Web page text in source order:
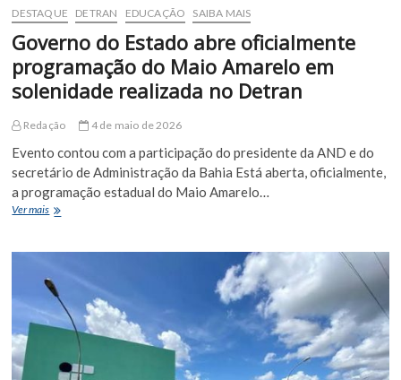
DESTAQUE DETRAN EDUCAÇÃO SAIBA MAIS
Governo do Estado abre oficialmente
programação do Maio Amarelo em
solenidade realizada no Detran
Redação 4 de maio de 2026
Evento contou com a participação do presidente da AND e do
secretário de Administração da Bahia Está aberta, oficialmente,
a programação estadual do Maio Amarelo…
Ver maisGoverno
abre
programação
do
Maio
Amarelo
solenidade